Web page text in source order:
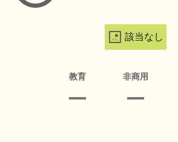
該当なし
教育 非商用